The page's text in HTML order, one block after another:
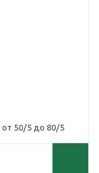
50/5 до 80/5